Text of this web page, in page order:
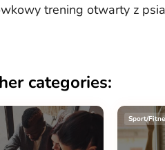
trening otwarty z
categories:
Sport/